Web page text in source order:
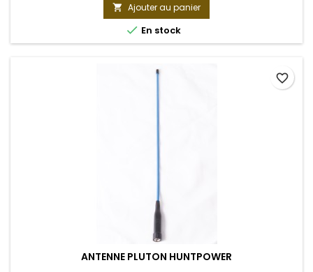
 Ajouter au panier
 En stock
ANTENNE PLUTON HUNTPOWER
favorite_border